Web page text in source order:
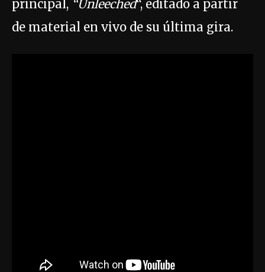
principal, “Unleeched“, editado a partir
de material en vivo de su última gira.